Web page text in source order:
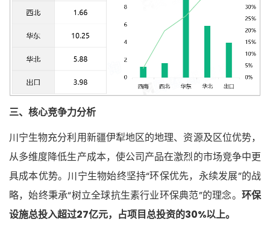
三、核心竞争力分析
川宁生物充分利用新疆伊犁地区的地理、资源及区位优势，
从多维度降低生产成本，使公司产品在激烈的市场竞争中更
具成本优势。川宁生物始终坚持“环保优先，永续发展”的战
略，始终秉承“树立全球抗生素行业环保典范”的理念。 环保
设施总投入超过27亿元，占项目总投资的30%以上。